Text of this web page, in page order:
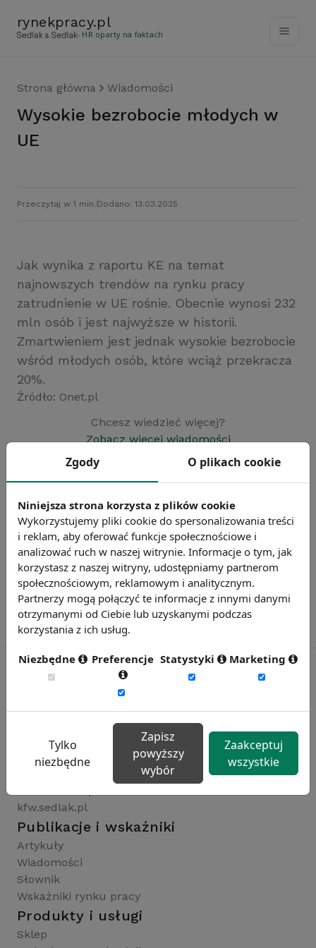
rynekpracy.pl
- HR oparty na faktach
Strona główna Wiadomości
Wysokie bezrobocie młodych w
UE
Przeczytaj w 1 min. Dodano: 13.03.2025
Jak wynika z raportu KE na temat
najnowszych trendów na rynku pracy
zatrudnienie w UE rośnie. Obecnie wynosi 232
mln osób i jest najwyższe w historii.
Zmartwieniem jest jednak wysokie bezrobocie
wśród młodych osób, które wciąż przekracza
20%.
Źródło: Onet.pl
Chcesz wiedzieć więcej?
Zobacz więcej wiadomości
wynagrodzenia.pl
raportyplacowe.pl
badaniaHR.pl
kfw.sedlak.pl
Publikacje i wskaźniki
Artykuły
Wiadomości
Słownik
Wskaźniki rynku pracy
Produkty i usługi
Sklep
Zgody O plikach cookie
Niniejsza strona korzysta z plików cookie
Wykorzystujemy pliki cookie do spersonalizowania treści
i reklam, aby oferować funkcje społecznościowe i
analizować ruch w naszej witrynie. Informacje o tym, jak
korzystasz z naszej witryny, udostępniamy partnerom
społecznościowym, reklamowym i analitycznym.
Partnerzy mogą połączyć te informacje z innymi danymi
otrzymanymi od Ciebie lub uzyskanymi podczas
korzystania z ich usług.
Niezbędne Preferencje Statystyki Marketing
Tylko
niezbędne
Zapisz
powyższy
wybór
Zaakceptuj
wszystkie